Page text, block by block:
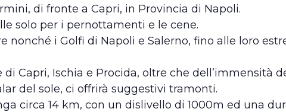
di fronte a Capri, in Provincia di Napoli.
solo per i pernottamenti e le cene.
nonché i Golfi di Napoli e Salerno, fino alle loro
Capri, Ischia e Procida, oltre che dell’immensità
del sole, ci offrirà suggestivi tramonti.
circa 14 km, con un dislivello di 1000m ed una